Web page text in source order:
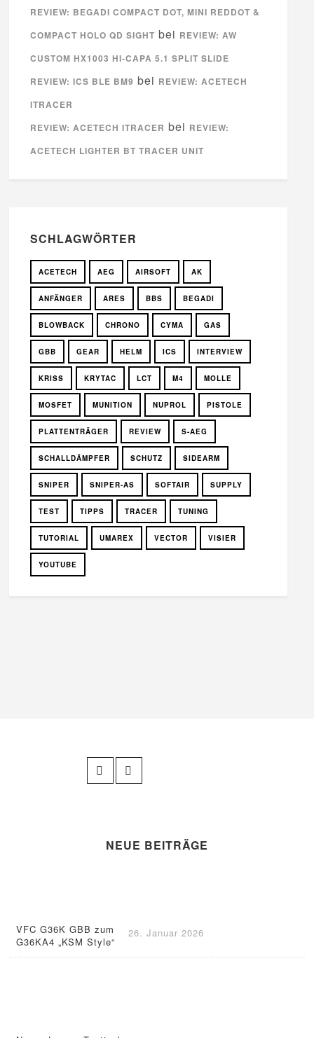
REVIEW: BEGADI COMPACT DOT, MINI REDDOT &
COMPACT HOLO QD SIGHT bei REVIEW: AW
CUSTOM HX1003 HI-CAPA 5.1 SPLIT SLIDE
REVIEW: ICS BLE BM9 bei REVIEW: ACETECH
ITRACER
REVIEW: ACETECH ITRACER bei REVIEW:
ACETECH LIGHTER BT TRACER UNIT
SCHLAGWÖRTER
ACETECH AEG AIRSOFT AK
ANFÄNGER ARES BBS BEGADI
BLOWBACK CHRONO CYMA GAS
GBB GEAR HELM ICS INTERVIEW
KRISS KRYTAC LCT M4 MOLLE
MOSFET MUNITION NUPROL PISTOLE
PLATTENTRÄGER REVIEW S-AEG
SCHALLDÄMPFER SCHUTZ SIDEARM
SNIPER SNIPER-AS SOFTAIR SUPPLY
TEST TIPPS TRACER TUNING
TUTORIAL UMAREX VECTOR VISIER
YOUTUBE
NEUE BEITRÄGE
VFC G36K GBB zum
G36KA4 „KSM Style“
26. Januar 2026